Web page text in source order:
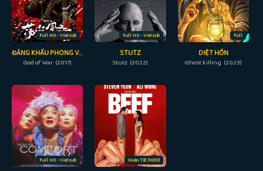
Full HD - Vietsub
ĐẢNG KHẤU PHONG VÂN
God of War (2017)
Full HD - Vietsub
STUTZ
Stutz (2022)
Full
DIỆT HỒN
Ghost killing (2023)
Full HD - Vietsub Hoàn Tất (10/10)